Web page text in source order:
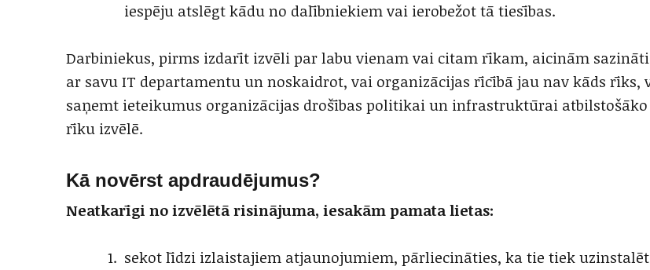
iespēju atslēgt kādu no dalībniekiem vai ierobežot tā tiesības.
Darbiniekus, pirms izdarīt izvēli par labu vienam vai citam rīkam, aicinām
ar savu IT departamentu un noskaidrot, vai organizācijas rīcībā jau nav kāds rīks,
saņemt ieteikumus organizācijas drošības politikai un infrastruktūrai atbilstošāko
rīku izvēlē.
Kā novērst apdraudējumus?
Neatkarīgi no izvēlētā risinājuma, iesakām pamata lietas:
sekot līdzi izlaistajiem atjaunojumiem, pārliecināties, ka tie tiek